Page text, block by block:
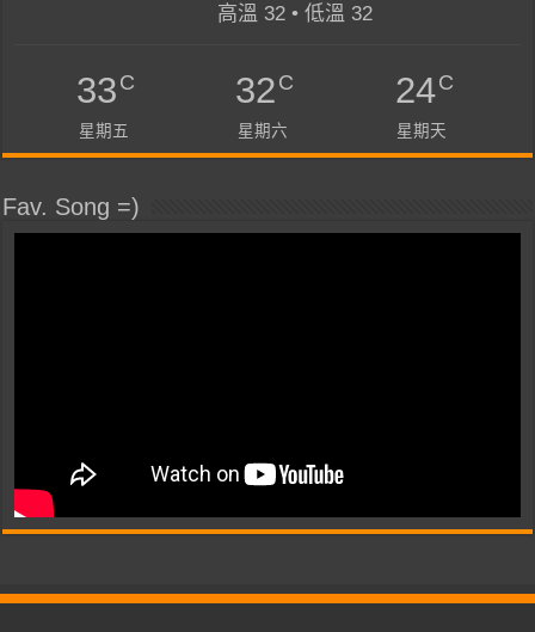
高溫 32 • 低溫 32
33C
星期五
32C
星期六
24C
星期天
Fav. Song =)